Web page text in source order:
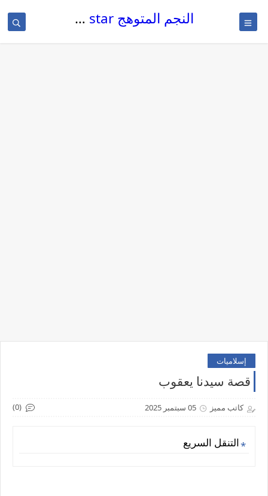
النجم المتوهج The glowing star
إسلاميات
قصة سيدنا يعقوب
كاتب مميز 05 سبتمبر 2025 (0)
التنقل السريع